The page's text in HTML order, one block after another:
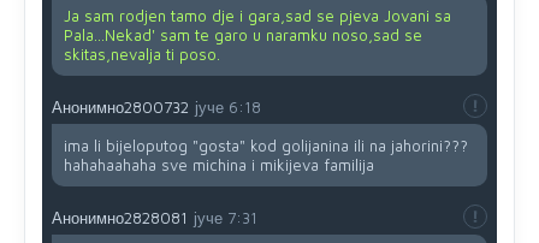
Ja sam rodjen tamo dje i gara,sad se pjeva Jovani sa
Pala...Nekad' sam te garo u naramku noso,sad se
skitas,nevalja ti poso.
Анонимно2800732 јуче 6:18
ima li bijeloputog "gosta" kod golijanina ili na jahorini???
hahahaahaha sve michina i mikijeva familija
Анонимно2828081 јуче 7:31